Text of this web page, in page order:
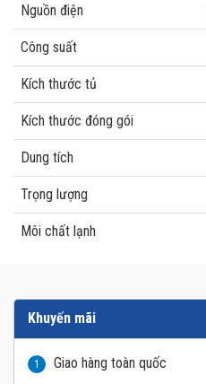
Nguồn điện
Công suất
Kích thước tủ
Kích thước đóng gói
Dung tích
Trọng lượng
Môi chất lạnh
Khuyến mãi
1 Giao hàng toàn quốc